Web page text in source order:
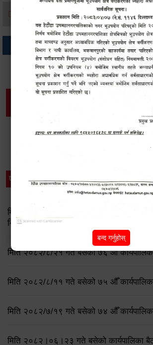
जन्म दर्ता
थप विवरणहरु
सामाजिक सुरक्षा तथा
प्रेस नोट
मिति २०८३ जेष्ठ १७ गते बसेको ८३औं नगर
निर्णय
मिति २०८२/८/२१ गते बसेको ७६ औँ
मिति २०८२/८/११ गते बसेको ७५ औँ
मिति २०८२/७/१९ गते बसेको ७४ औँ
मिति २०८२।०६।२३ गते बसेको कार्यपालिका
बन्द गर्नुहोस्